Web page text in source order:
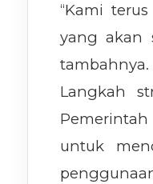
“Kami
yang akan
tambahnya.
Langkah
Pemerintah
untuk